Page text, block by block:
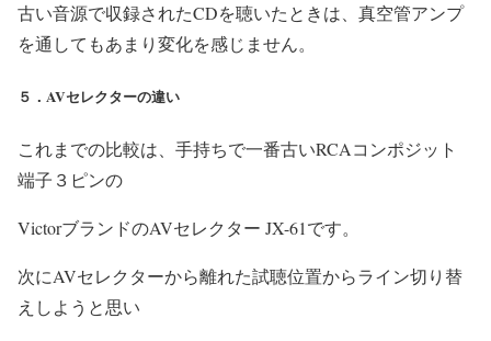
古い音源で収録されたCDを聴いたときは、真空管アンプ
を通してもあまり変化を感じません。
５．AVセレクターの違い
これまでの比較は、手持ちで一番古いRCAコンポジット
端子３ピンの
VictorブランドのAVセレクター JX-61です。
次にAVセレクターから離れた試聴位置からライン切り替
えしようと思い